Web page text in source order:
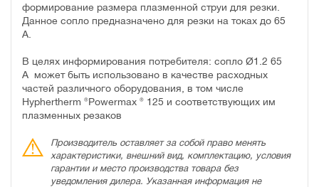
формирование размера плазменной струи для резки.
Данное сопло предназначено для резки на токах до 65
А.
В целях информирования потребителя: сопло Ø1.2 65
A может быть использовано в качестве расходных
частей различного оборудования, в том числе
Hyphertherm ®Powermax ® 125 и соответствующих им
плазменных резаков
Производитель оставляет за собой право менять
характеристики, внешний вид, комплектацию, условия
гарантии и место производства товара без
уведомления дилера. Указанная информация не